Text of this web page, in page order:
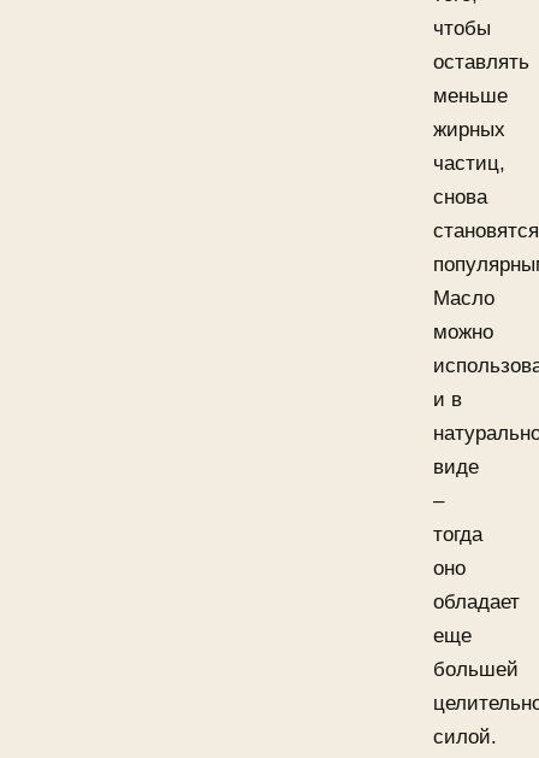
чтобы
оставлять
меньше
жирных
частиц,
снова
становятся
Масло
можно
и в
виде
–
тогда
оно
обладает
еще
большей
силой.